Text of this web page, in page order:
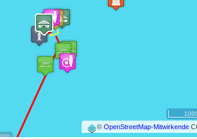
©OpenStreetMap-Mitwirkende